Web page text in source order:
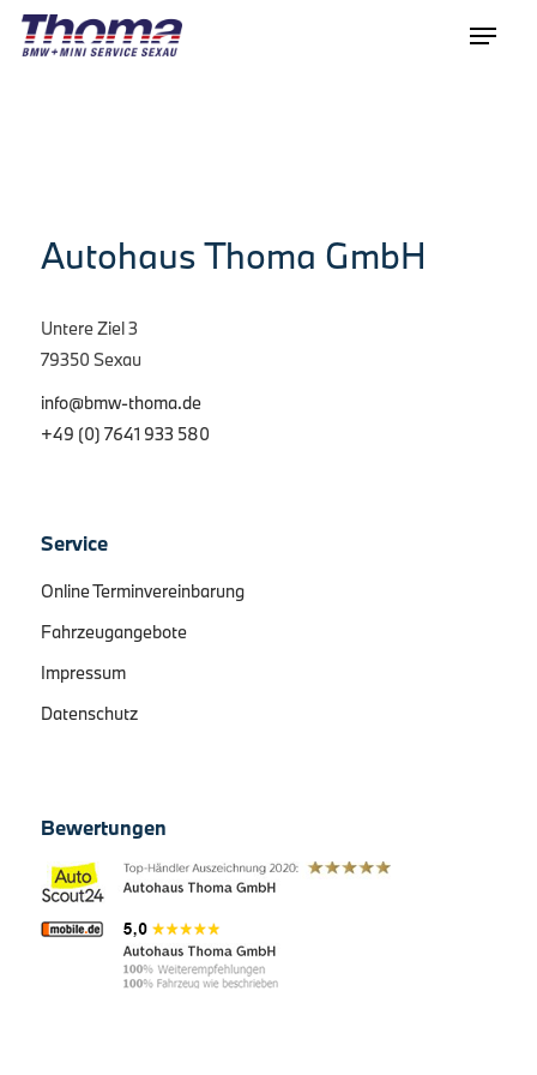
Autohaus Thoma GmbH
Untere Ziel 3
79350 Sexau
info@bmw-thoma.de
+49 (0) 7641 933 580
Service
Online Terminvereinbarung
Fahrzeugangebote
Impressum
Datenschutz
Bewertungen